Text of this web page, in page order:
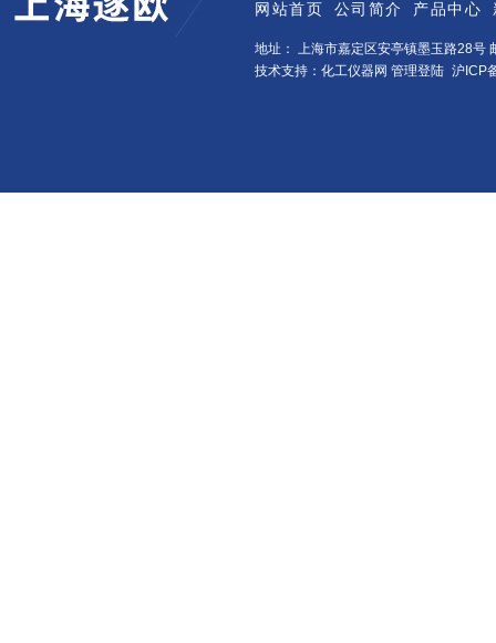
网站首页 公司简介 产品中心
地址： 上海市嘉定区安亭镇墨玉路28号
技术支持：化工仪器网 管理登陆 沪ICP